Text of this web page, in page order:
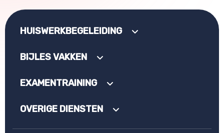
HUISWERKBEGELEIDING
BIJLES VAKKEN
EXAMENTRAINING
OVERIGE DIENSTEN